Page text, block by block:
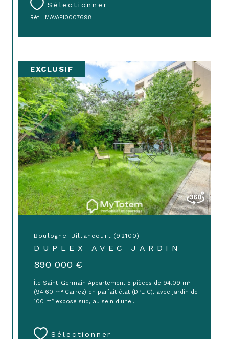
Sélectionner
Réf : MAVAP10007698
Boulogne-Billancourt (92100)
DUPLEX AVEC JARDIN
890 000 €
Île Saint-Germain Appartement 5 pièces de 94.09 m²
(94.60 m² Carrez) en parfait état (DPE C), avec jardin de
100 m² exposé sud, au sein d'une...
Sélectionner
EXCLUSIF